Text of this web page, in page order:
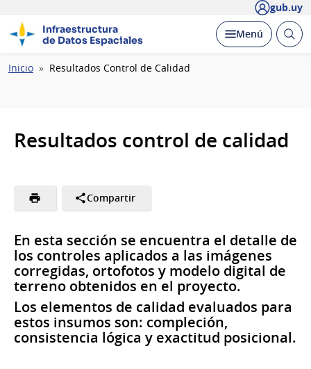
gub.uy
Infraestructura
de Datos Espaciales
Desplegar
Menú Abrir
Ruta
Inicio Resultados Control de Calidad
Resultados control de calidad
Compartir
En esta sección se encuentra el detalle de
los controles aplicados a las imágenes
corregidas, ortofotos y modelo digital de
terreno obtenidos en el proyecto.
Los elementos de calidad evaluados para
estos insumos son: compleción,
consistencia lógica y exactitud posicional.